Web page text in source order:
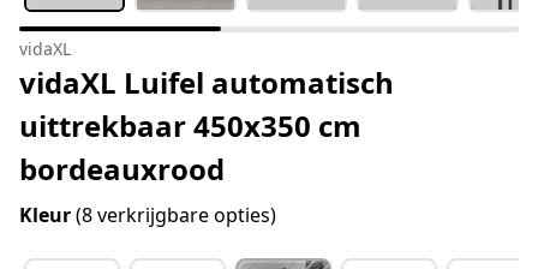
vidaXL
vidaXL Luifel automatisch
uittrekbaar 450x350 cm
bordeauxrood
Kleur(8 verkrijgbare opties)